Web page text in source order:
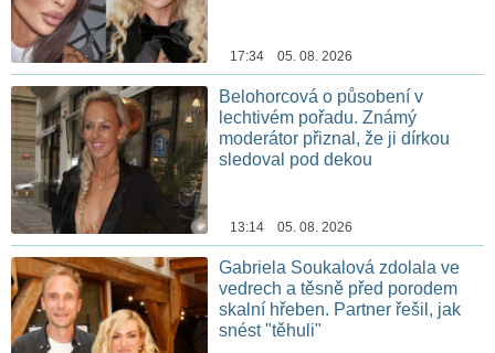
17:34 05. 08. 2026
Belohorcová o působení v
lechtivém pořadu. Známý
moderátor přiznal, že ji dírkou
sledoval pod dekou
13:14 05. 08. 2026
Gabriela Soukalová zdolala ve
vedrech a těsně před porodem
skalní hřeben. Partner řešil, jak
snést "těhuli"